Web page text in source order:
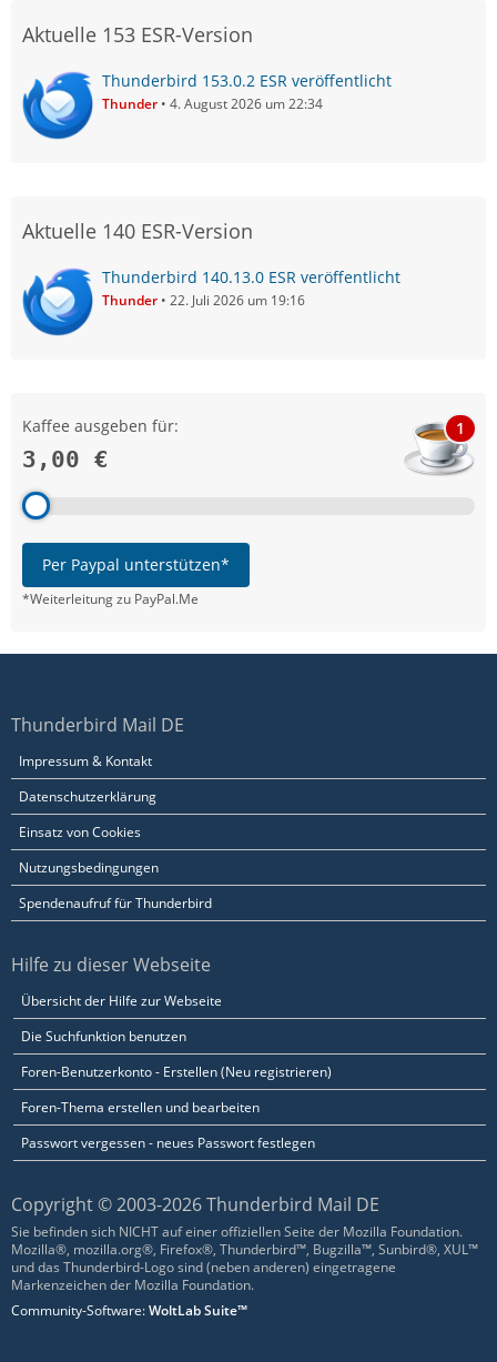
Aktuelle 153 ESR-Version
Thunderbird 153.0.2 ESR veröffentlicht
Thunder 4. August 2026 um 22:34
Aktuelle 140 ESR-Version
Thunderbird 140.13.0 ESR veröffentlicht
Thunder 22. Juli 2026 um 19:16
Kaffee ausgeben für:
3,00 €
1
Per Paypal unterstützen*
*Weiterleitung zu PayPal.Me
Thunderbird Mail DE
Impressum & Kontakt
Datenschutzerklärung
Einsatz von Cookies
Nutzungsbedingungen
Spendenaufruf für Thunderbird
Hilfe zu dieser Webseite
Übersicht der Hilfe zur Webseite
Die Suchfunktion benutzen
Foren-Benutzerkonto - Erstellen (Neu registrieren)
Foren-Thema erstellen und bearbeiten
Passwort vergessen - neues Passwort festlegen
Copyright © 2003-2026 Thunderbird Mail DE
Sie befinden sich NICHT auf einer offiziellen Seite der Mozilla Foundation.
Mozilla®, mozilla.org®, Firefox®, Thunderbird™, Bugzilla™, Sunbird®, XUL™
und das Thunderbird-Logo sind (neben anderen) eingetragene
Markenzeichen der Mozilla Foundation.
Community-Software:WoltLab Suite™